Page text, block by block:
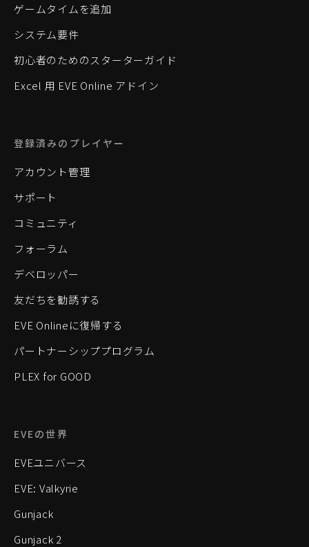
ゲームタイムを追加
システム要件
初心者のためのスターターガイド
Excel 用 EVE Online アドイン
登録済みのプレイヤー
アカウント管理
サポート
コミュニティ
フォーラム
デベロッパー
友だちを勧誘する
EVE Onlineに復帰する
パートナーシッププログラム
PLEX for GOOD
EVEの世界
EVEユニバース
EVE: Valkyrie
Gunjack
Gunjack 2